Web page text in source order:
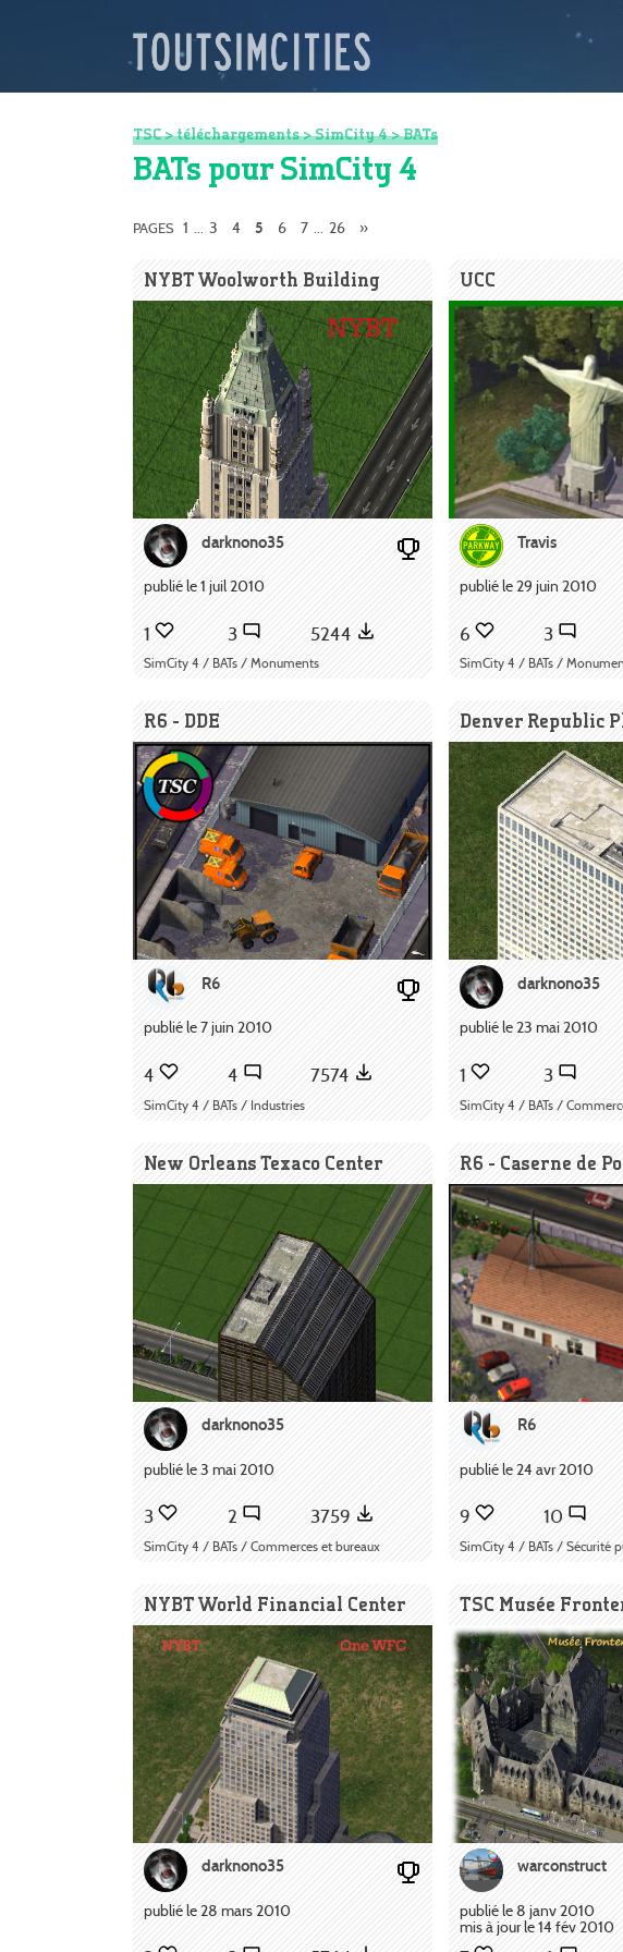
TSC>téléchargements>SimCity 4>BATs
BATs pour SimCity 4
PAGES 1 ... 3 4 5 6 7 ... 26 »
NYBT Woolworth Building
darknono35
publié le 1 juil 2010
1 3 5244
SimCity 4 / BATs / Monuments
UCC
Travis
publié le 29 juin 2010
6 3
SimCity 4 / BATs /
R6 - DDE
R6
publié le 7 juin 2010
4 4 7574
SimCity 4 / BATs / Industries
Denver Republic
darknono35
publié le 23 mai 2010
1 3
SimCity 4 / BATs /
New Orleans Texaco Center
darknono35
publié le 3 mai 2010
3 2 3759
SimCity 4 / BATs / Commerces et bureaux
R6 - Caserne de
R6
publié le 24 avr 2010
9 10
SimCity 4 / BATs / Sécurité
NYBT World Financial Center
darknono35
publié le 28 mars 2010
TSC Musée
warconstruct
publié le 8 janv 2010
mis à jour le 14 fév 2010